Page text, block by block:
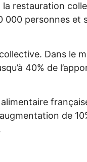
la restauration
000 personnes
Dans le
40% de
de